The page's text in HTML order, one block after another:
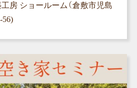
房 ショールーム（倉敷市児島
56)